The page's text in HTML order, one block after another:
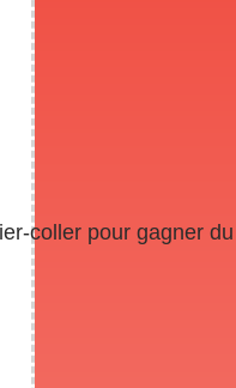
coller pour gagner du